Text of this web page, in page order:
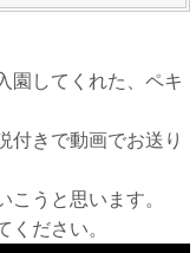
園してくれた、ペキ
付きで動画でお送り
こうと思います。
ださい。